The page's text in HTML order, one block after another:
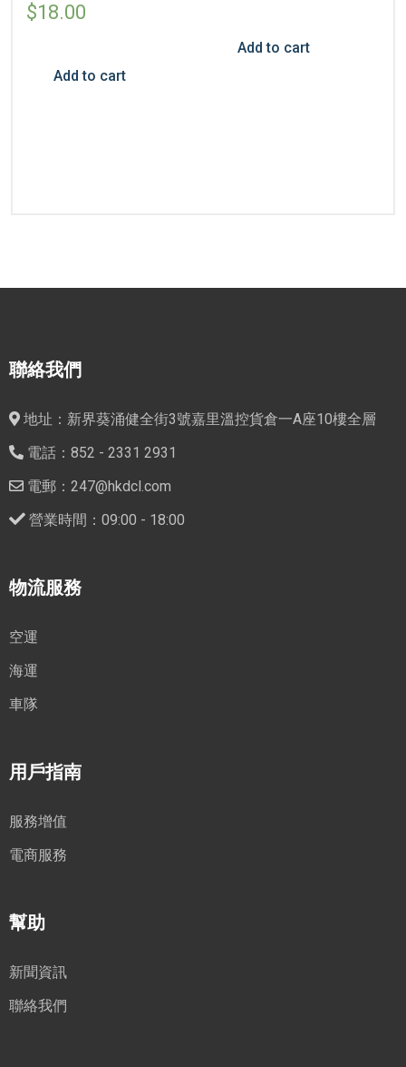
$18.00
Add to cart
Add to cart
聯絡我們
地址：新界葵涌健全街3號嘉里溫控貨倉一A座10樓全層
電話：852 - 2331 2931
電郵：247@hkdcl.com
營業時間：09:00 - 18:00
物流服務
空運
海運
車隊
用戶指南
服務增值
電商服務
幫助
新聞資訊
聯絡我們